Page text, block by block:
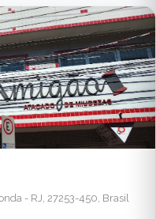
- RJ, 27253-450, Brasil